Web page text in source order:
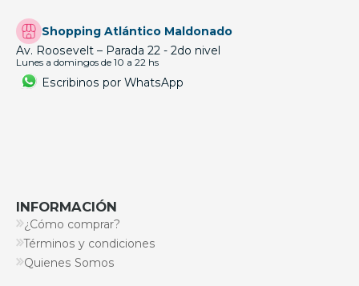
Shopping Atlántico Maldonado
Av. Roosevelt – Parada 22 - 2do nivel
Lunes a domingos de 10 a 22 hs
Escribinos por WhatsApp
INFORMACIÓN
¿Cómo comprar?
Términos y condiciones
Quienes Somos